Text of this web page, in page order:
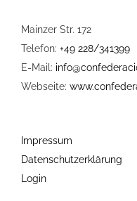
Mainzer Str. 172
Telefon: +49 228/341399
E-Mail:
Webseite:
Impressum
Datenschutzerklärung
Login